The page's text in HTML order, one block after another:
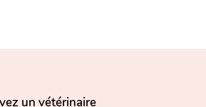
un vétérinaire